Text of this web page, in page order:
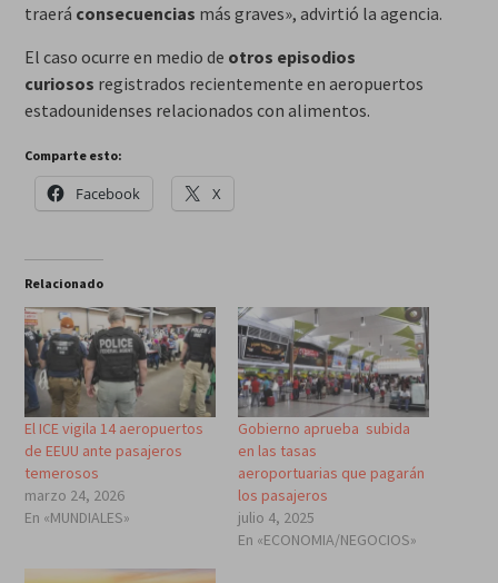
traerá consecuencias más graves», advirtió la agencia.
El caso ocurre en medio de otros episodios
curiosos registrados recientemente en aeropuertos
estadounidenses relacionados con alimentos.
Comparte esto:
Facebook X
Relacionado
El ICE vigila 14 aeropuertos
de EEUU ante pasajeros
temerosos
marzo 24, 2026
En «MUNDIALES»
Gobierno aprueba subida
en las tasas
aeroportuarias que pagarán
los pasajeros
julio 4, 2025
En «ECONOMIA/NEGOCIOS»